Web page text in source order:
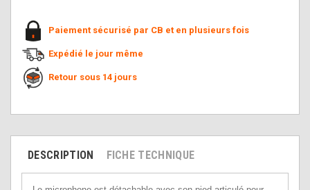
Paiement sécurisé par CB et en plusieurs fois
Expédié le jour même
Retour sous 14 jours
DESCRIPTION FICHE TECHNIQUE